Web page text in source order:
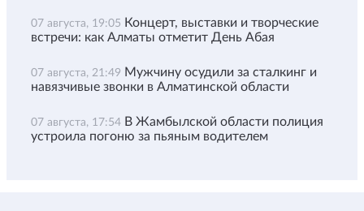
07 августа, 19:05 Концерт, выставки и творческие
встречи: как Алматы отметит День Абая
07 августа, 21:49 Мужчину осудили за сталкинг и
навязчивые звонки в Алматинской области
07 августа, 17:54 В Жамбылской области полиция
устроила погоню за пьяным водителем